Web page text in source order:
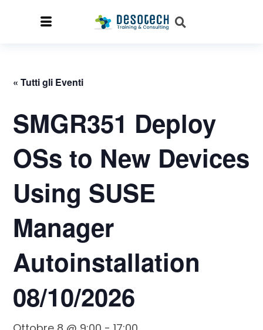
« Tutti gli Eventi
SMGR351 Deploy
OSs to New Devices
Using SUSE
Manager
Autoinstallation
08/10/2026